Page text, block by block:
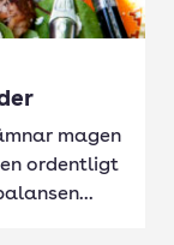
magen
ordentligt